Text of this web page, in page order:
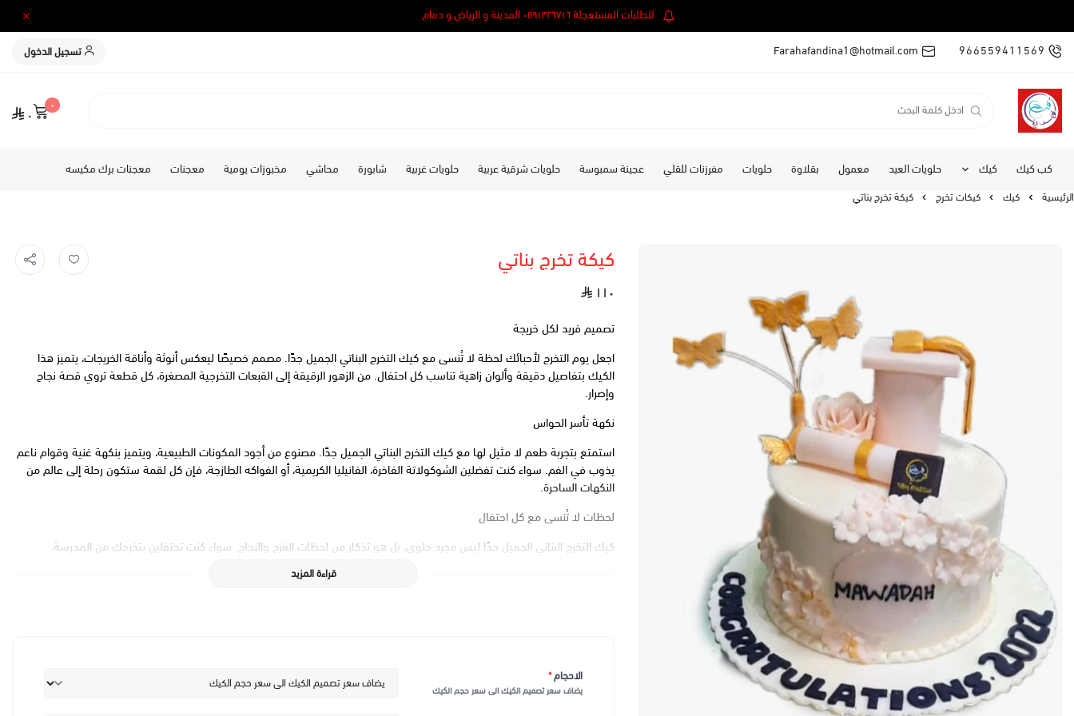
للطلبات المستعجلة ٠٥٩١٣٢٦٧١٦ المدينة و الرياض و دمام.
966559411569
Farahafandina1@hotmail.com تسجيل الدخول
٠
٠
كب كيك كيك حلويات العيد معمول بقلاوة حلويات مفرزنات للقلي عجينة سمبوسة حلويات شرقية عربية حلويات غربية شابورة محاشي مخبوزات يومية معجنات معجنات برك مكيسه
الرئيسية كيك كيكات تخرج كيكة تخرج بناتي
كيكة تخرج بناتي
١١٠
تصميم فريد لكل خريجة
اجعل يوم التخرج لأحبائك لحظة لا تُنسى مع كيك التخرج البناتي الجميل جدًا. مصمم خصيصًا ليعكس أنوثة وأناقة الخريجات، يتميز هذا
الكيك بتفاصيل دقيقة وألوان زاهية تناسب كل احتفال. من الزهور الرقيقة إلى القبعات التخرجية المصغرة، كل قطعة تروي قصة نجاح
وإصرار.
نكهة تأسر الحواس
استمتع بتجربة طعم لا مثيل لها مع كيك التخرج البناتي الجميل جدًا. مصنوع من أجود المكونات الطبيعية، ويتميز بنكهة غنية وقوام ناعم
يذوب في الفم. سواء كنت تفضلين الشوكولاتة الفاخرة، الفانيليا الكريمية، أو الفواكه الطازجة، فإن كل لقمة ستكون رحلة إلى عالم من
النكهات الساحرة.
لحظات لا تُنسى مع كل احتفال
كيك التخرج البناتي الجميل جدًا ليس مجرد حلوى، بل هو تذكار من لحظات الفرح والنجاح. سواء كنت تحتفلين بتخرجك من المدرسة،
بإمكانكم طلب الكيك قبل يوم او اكثر من يوم الاستلام
كيك قطر(6 او 8 او 10انش طبقة) ارتفاع 8 سم
قراءة المزيد
الاحجام*
يضاف سعر تصميم الكيك الى سعر حجم الكيك